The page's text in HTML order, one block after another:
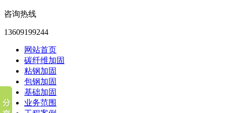
咨询热线
13609199244
网站首页
碳纤维加固
粘钢加固
包钢加固
基础加固
业务范围